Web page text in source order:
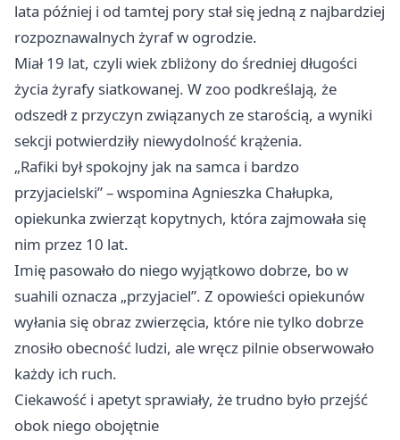
lata później i od tamtej pory stał się jedną z najbardziej
rozpoznawalnych żyraf w ogrodzie.
Miał 19 lat, czyli wiek zbliżony do średniej długości
życia żyrafy siatkowanej. W zoo podkreślają, że
odszedł z przyczyn związanych ze starością, a wyniki
sekcji potwierdziły niewydolność krążenia.
„Rafiki był spokojny jak na samca i bardzo
przyjacielski” – wspomina Agnieszka Chałupka,
opiekunka zwierząt kopytnych, która zajmowała się
nim przez 10 lat.
Imię pasowało do niego wyjątkowo dobrze, bo w
suahili oznacza „przyjaciel”. Z opowieści opiekunów
wyłania się obraz zwierzęcia, które nie tylko dobrze
znosiło obecność ludzi, ale wręcz pilnie obserwowało
każdy ich ruch.
Ciekawość i apetyt sprawiały, że trudno było przejść
obok niego obojętnie